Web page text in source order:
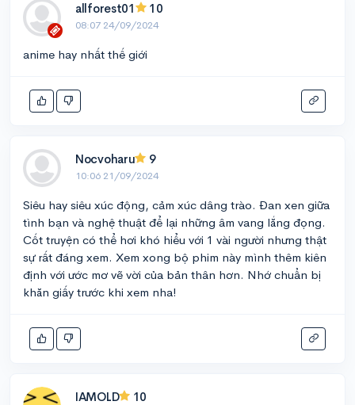
allforest01 10
08:07 24/09/2024
anime hay nhất thế giới
Nocvoharu 9
10:06 21/09/2024
Siêu hay siêu xúc động, cảm xúc dâng trào. Đan xen giữa
tình bạn và nghệ thuật để lại những âm vang lắng đọng.
Cốt truyện có thể hơi khó hiểu với 1 vài người nhưng thật
sự rất đáng xem. Xem xong bộ phim này mình thêm kiên
định với ước mơ vẽ vời của bản thân hơn. Nhớ chuẩn bị
khăn giấy trước khi xem nha!
IAMOLD 10